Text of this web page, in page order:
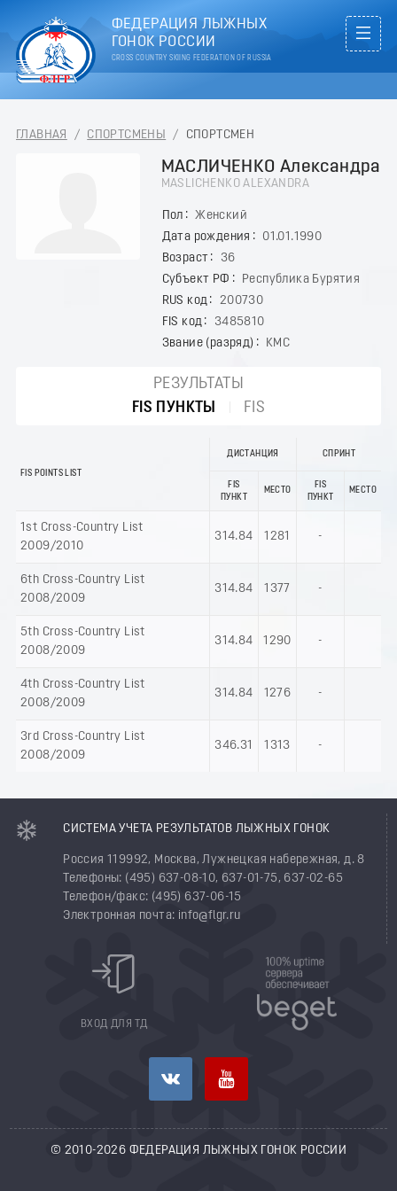
ФЕДЕРАЦИЯ ЛЫЖНЫХ
ГОНОК РОССИИ
CROSS COUNTRY SKIING FEDERATION OF RUSSIA
ГЛАВНАЯ / СПОРТСМЕНЫ / СПОРТСМЕН
МАСЛИЧЕНКО Александра
MASLICHENKO ALEXANDRA
Пол
Женский
Дата рождения
01.01.1990
Возраст
36
Субъект РФ
Республика Бурятия
RUS код
200730
FIS код
3485810
Звание (разряд)
КМС
РЕЗУЛЬТАТЫ
FIS ПУНКТЫ
FIS
FIS POINTS LIST
ДИСТАНЦИЯ СПРИНТ
FIS
ПУНКТ
МЕСТО
FIS
ПУНКТ
МЕСТО
1st Cross-Country List
2009/2010
314.84 1281 -
6th Cross-Country List
2008/2009
314.84 1377 -
5th Cross-Country List
2008/2009
314.84 1290 -
4th Cross-Country List
2008/2009
314.84 1276 -
3rd Cross-Country List
2008/2009
346.31 1313 -
СИСТЕМА УЧЕТА РЕЗУЛЬТАТОВ ЛЫЖНЫХ ГОНОК
Россия 119992, Москва, Лужнецкая набережная, д. 8
Телефоны: (495) 637-08-10, 637-01-75, 637-02-65
Телефон/факс: (495) 637-06-15
Электронная почта: info@flgr.ru
ВХОД ДЛЯ ТД
© 2010-2026 ФЕДЕРАЦИЯ ЛЫЖНЫХ ГОНОК РОССИИ